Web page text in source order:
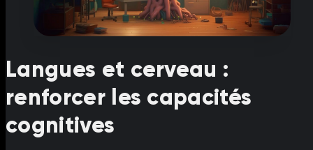
Langues et cerveau :
renforcer les capacités
cognitives